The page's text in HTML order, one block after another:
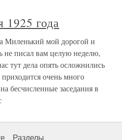
1925 года
Миленький мой дорогой и
писал вам целую неделю,
тут дела опять осложнились
очень много
бесчисленные заседания в
Разделы